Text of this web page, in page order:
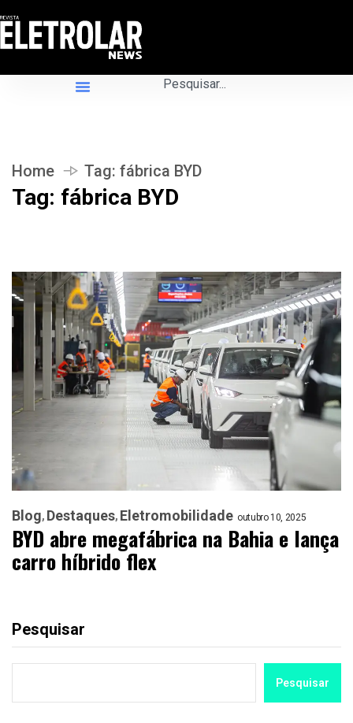
Home Tag: fábrica BYD
Tag: fábrica BYD
Blog Destaques Eletromobilidade outubro 10, 2025
BYD abre megafábrica na Bahia e lança
carro híbrido flex
Pesquisar
Pesquisar